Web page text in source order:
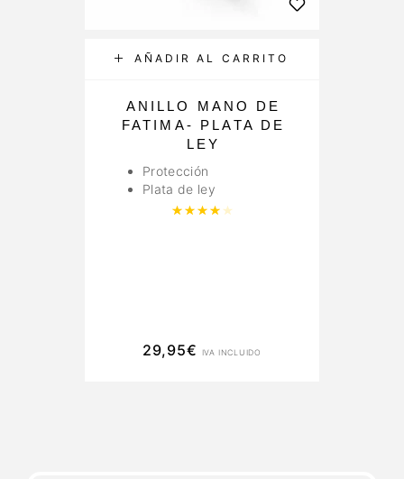
AÑADIR AL CARRITO
ANILLO MANO DE
FATIMA- PLATA DE
LEY
Protección
Plata de ley
Valorado con
29,95€ IVA INCLUIDO